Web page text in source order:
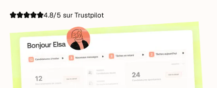
4.8/5 sur Trustpilot